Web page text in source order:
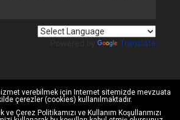
Translate
verebilmek için Internet sitemizde mevzuata
çerezler (cookies) kullanılmaktadır.
ve Çerez Politikamızı ve Kullanım Koşullarımızı